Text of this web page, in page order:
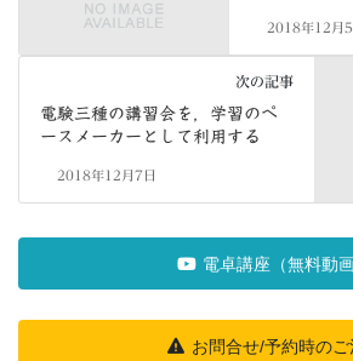
2018年12月5
次の記事
電験三種の講習会を，学習のペ
ースメーカーとして利用する
2018年12月7日
電卓講座（無料動画
お問合せ/予約時の